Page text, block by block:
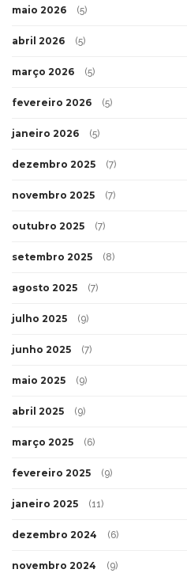
maio 2026 (5)
abril 2026 (5)
março 2026 (5)
fevereiro 2026 (5)
janeiro 2026 (5)
dezembro 2025 (7)
novembro 2025 (7)
outubro 2025 (7)
setembro 2025 (8)
agosto 2025 (7)
julho 2025 (9)
junho 2025 (7)
maio 2025 (9)
abril 2025 (9)
março 2025 (6)
fevereiro 2025 (9)
janeiro 2025 (11)
dezembro 2024 (6)
novembro 2024 (9)